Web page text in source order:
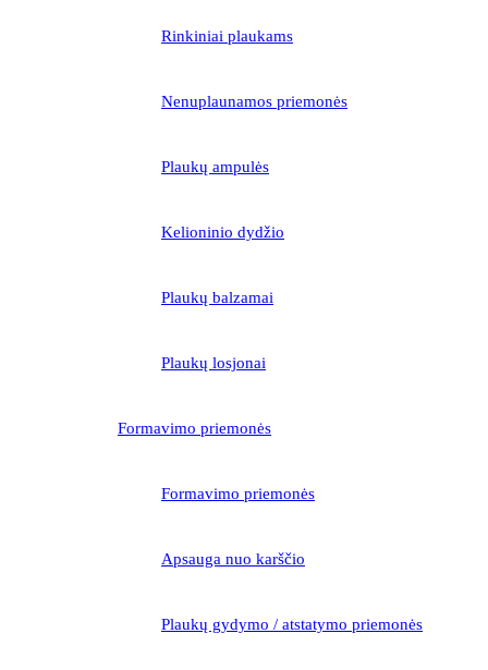
Rinkiniai plaukams
Nenuplaunamos priemonės
Plaukų ampulės
Kelioninio dydžio
Plaukų balzamai
Plaukų losjonai
Formavimo priemonės
Formavimo priemonės
Apsauga nuo karščio
Plaukų gydymo / atstatymo priemonės